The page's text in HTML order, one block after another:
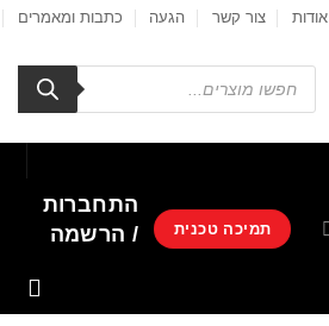
אודות צור קשר הגעה כתבות ומאמרים
Products
search
תמיכה טכנית
התחברות
/ הרשמה